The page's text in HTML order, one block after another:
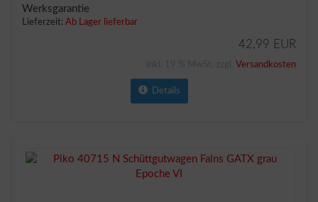
Werksgarantie
Lieferzeit: Ab Lager lieferbar
42,99 EUR
Versandkosten
Details